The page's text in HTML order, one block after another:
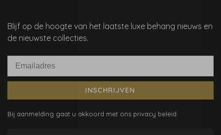
Blijf op de hoogte van het laatste luxe behang nieuws en
de nieuwste collecties.
INSCHRIJVEN
Bij aanmelding gaat u akkoord met ons privacy beleid.